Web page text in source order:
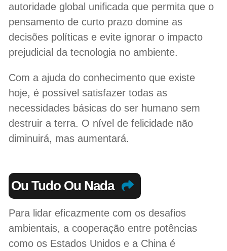
autoridade global unificada que permita que o
pensamento de curto prazo domine as
decisões políticas e evite ignorar o impacto
prejudicial da tecnologia no ambiente.
Com a ajuda do conhecimento que existe
hoje, é possível satisfazer todas as
necessidades básicas do ser humano sem
destruir a terra. O nível de felicidade não
diminuirá, mas aumentará.
Ou Tudo Ou Nada
Para lidar eficazmente com os desafios
ambientais, a cooperação entre potências
como os Estados Unidos e a China é